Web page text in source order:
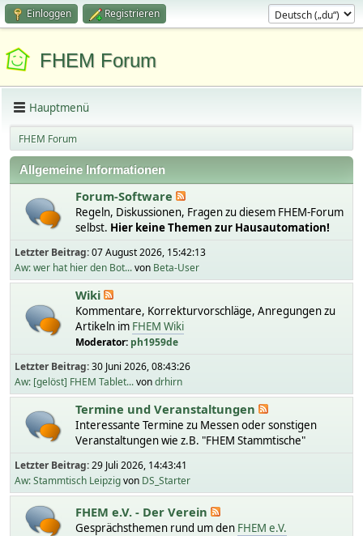
Einloggen Registrieren
FHEM Forum
Hauptmenü
FHEM Forum
Allgemeine Informationen
Forum-Software
Regeln, Diskussionen, Fragen zu diesem FHEM-Forum
selbst. Hier keine Themen zur Hausautomation!
Letzter Beitrag:07 August 2026, 15:42:13
Aw: wer hat hier den Bot...von Beta-User
Wiki
Kommentare, Korrekturvorschläge, Anregungen zu
Artikeln im FHEM Wiki
Moderator: ph1959de
Letzter Beitrag:30 Juni 2026, 08:43:26
Aw: [gelöst] FHEM Tablet...vondrhirn
Termine und Veranstaltungen
Interessante Termine zu Messen oder sonstigen
Veranstaltungen wie z.B. "FHEM Stammtische"
Letzter Beitrag:29 Juli 2026, 14:43:41
Aw: Stammtisch Leipzigvon DS_Starter
FHEM e.V. - Der Verein
Gesprächsthemen rund um den FHEM e.V.